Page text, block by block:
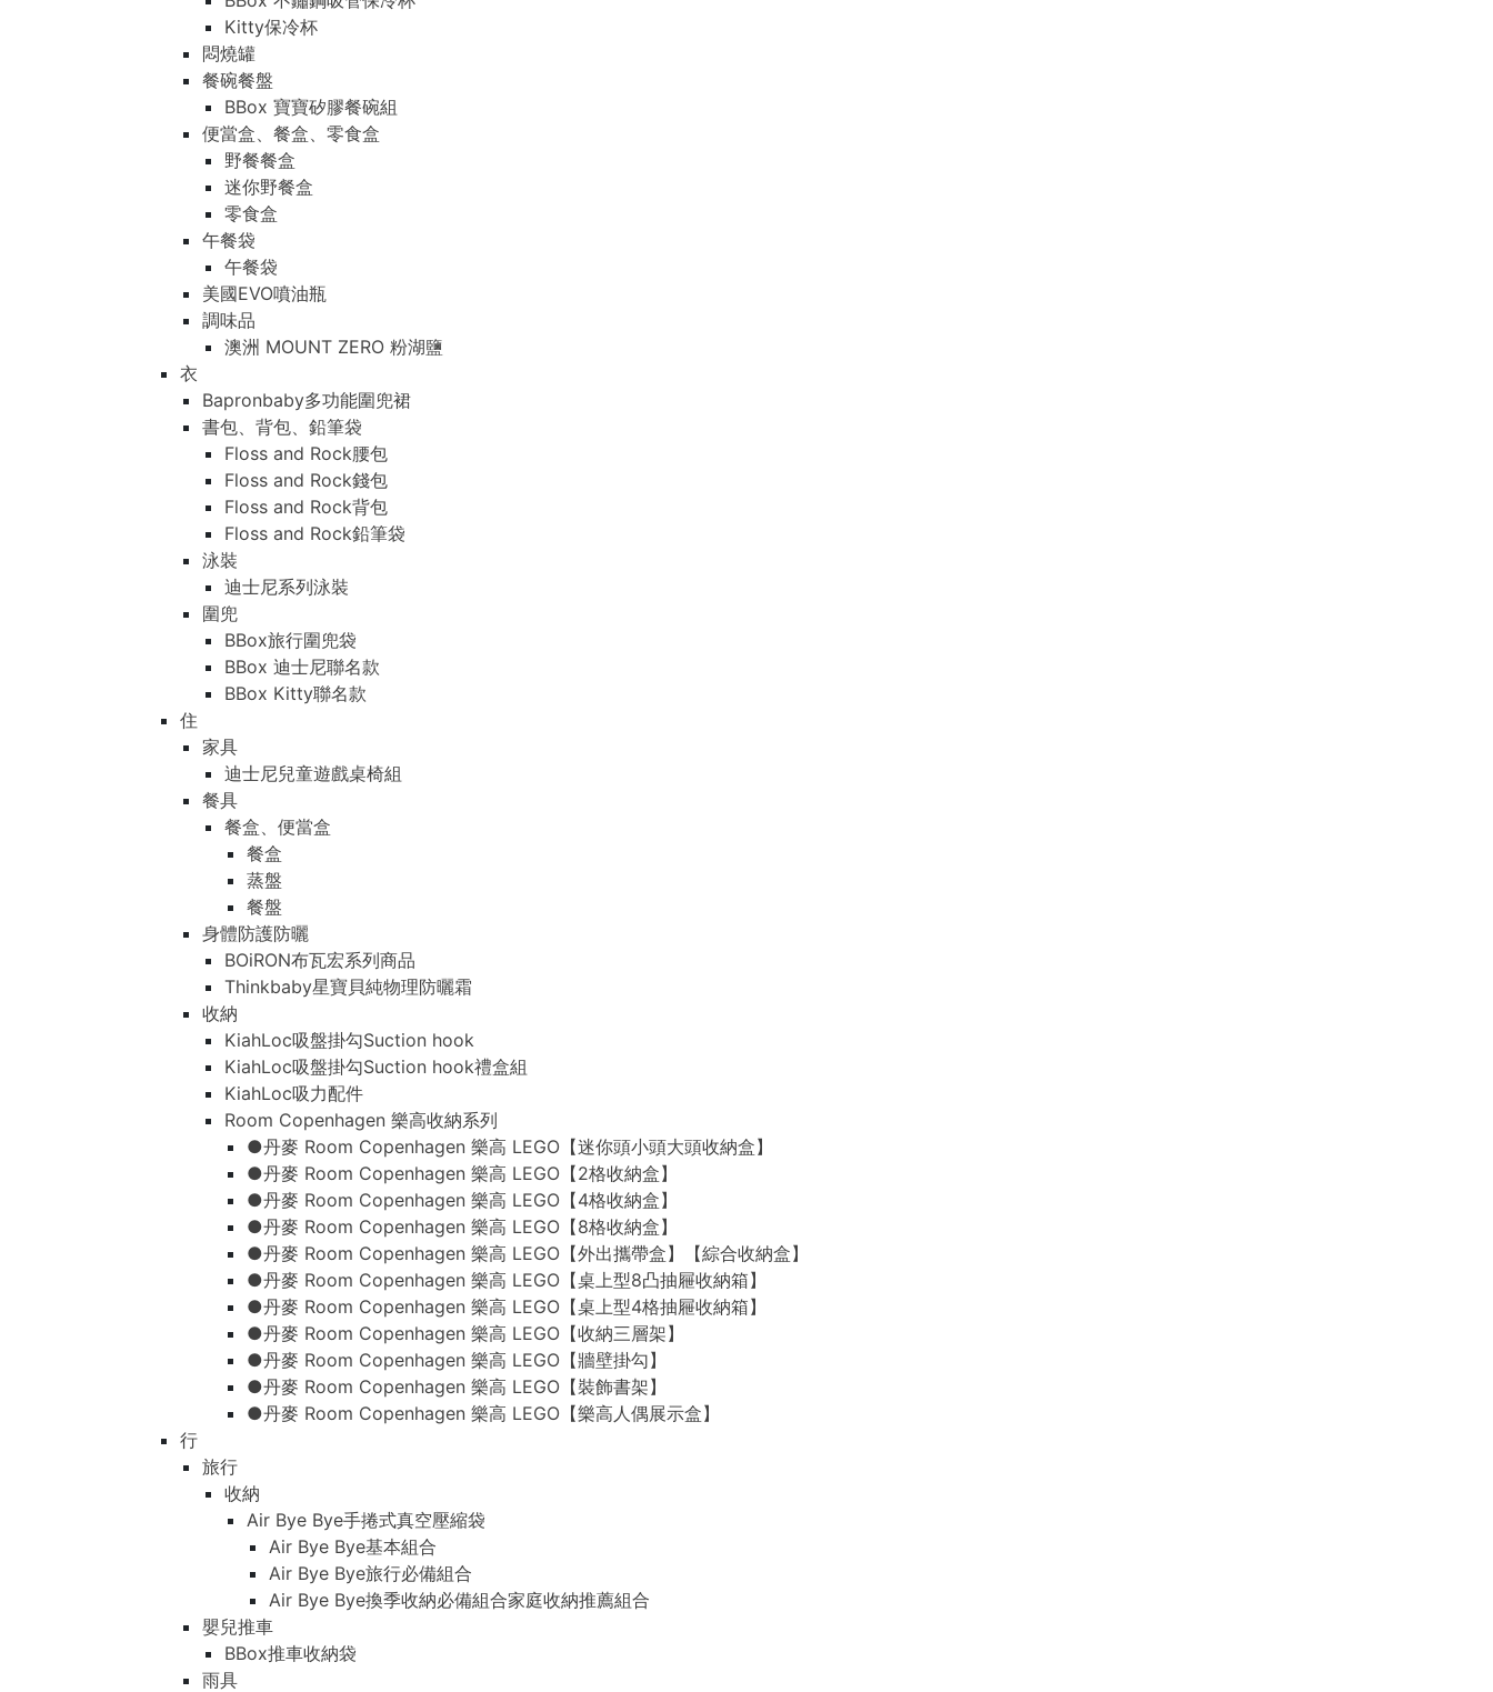
Kitty保冷杯
悶燒罐
餐碗餐盤
BBox 寶寶矽膠餐碗組
便當盒、餐盒、零食盒
野餐餐盒
迷你野餐盒
零食盒
午餐袋
午餐袋
美國EVO噴油瓶
調味品
澳洲 MOUNT ZERO 粉湖鹽
衣
Bapronbaby多功能圍兜裙
書包、背包、鉛筆袋
Floss and Rock腰包
Floss and Rock錢包
Floss and Rock背包
Floss and Rock鉛筆袋
泳裝
迪士尼系列泳裝
圍兜
BBox旅行圍兜袋
BBox 迪士尼聯名款
BBox Kitty聯名款
住
家具
迪士尼兒童遊戲桌椅組
餐具
餐盒、便當盒
餐盒
蒸盤
餐盤
身體防護防曬
BOiRON布瓦宏系列商品
Thinkbaby星寶貝純物理防曬霜
收納
KiahLoc吸盤掛勾Suction hook
KiahLoc吸盤掛勾Suction hook禮盒組
KiahLoc吸力配件
Room Copenhagen 樂高收納系列
●丹麥 Room Copenhagen 樂高 LEGO【迷你頭小頭大頭收納盒】
●丹麥 Room Copenhagen 樂高 LEGO【2格收納盒】
●丹麥 Room Copenhagen 樂高 LEGO【4格收納盒】
●丹麥 Room Copenhagen 樂高 LEGO【8格收納盒】
●丹麥 Room Copenhagen 樂高 LEGO【外出攜帶盒】【綜合收納盒】
●丹麥 Room Copenhagen 樂高 LEGO【桌上型8凸抽屜收納箱】
●丹麥 Room Copenhagen 樂高 LEGO【桌上型4格抽屜收納箱】
●丹麥 Room Copenhagen 樂高 LEGO【收納三層架】
●丹麥 Room Copenhagen 樂高 LEGO【牆壁掛勾】
●丹麥 Room Copenhagen 樂高 LEGO【裝飾書架】
●丹麥 Room Copenhagen 樂高 LEGO【樂高人偶展示盒】
行
旅行
收納
Air Bye Bye手捲式真空壓縮袋
Air Bye Bye基本組合
Air Bye Bye旅行必備組合
Air Bye Bye換季收納必備組合家庭收納推薦組合
嬰兒推車
BBox推車收納袋
雨具